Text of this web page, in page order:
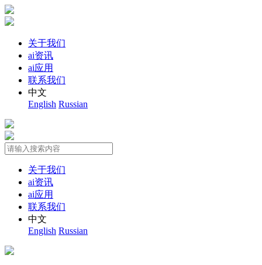
关于我们
ai资讯
ai应用
联系我们
中文
English Russian
关于我们
ai资讯
ai应用
联系我们
中文
English Russian